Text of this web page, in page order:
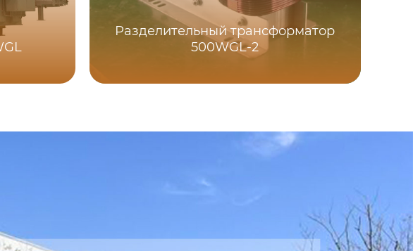
Разделительный трансформатор
500WGL-2